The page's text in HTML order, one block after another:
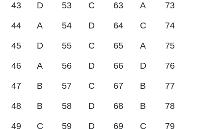
43 D 53 C 63 A 73
44 A 54 D 64 C 74
45 D 55 C 65 A 75
46 A 56 D 66 D 76
47 B 57 C 67 B 77
48 B 58 D 68 B 78
49 C 59 D 69 C 79